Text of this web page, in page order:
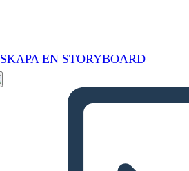
SKAPA EN STORYBOARD